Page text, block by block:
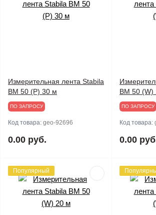
Измерительная лента Stabila
BM 50 (P) 30 м
ПО ЗАПРОСУ
Код товара: geo-92696
0.00 руб.
BM 50 (W)
ПО ЗАПРОСУ
Код товара:
0.00
Популярный